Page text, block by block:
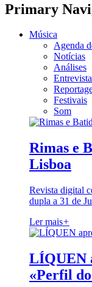
Primary
Música
Agenda
Notícias
Análises
Festivais
Som
Rimas e
Lisboa
Revista digital
dupla a 31 de Ju
Ler mais+
LÍQUEN
«Perfil